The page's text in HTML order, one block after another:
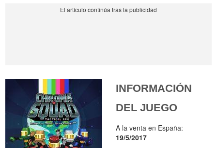
INFORMACIÓN
DEL JUEGO
A la venta en España:
19/5/2017